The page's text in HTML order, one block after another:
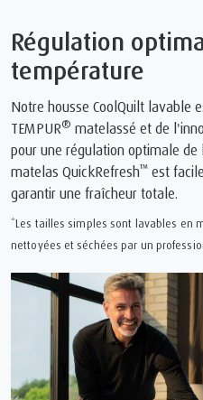
Régulation
température
Notre housse CoolQuilt lavable
TEMPUR® matelassé et de
pour une régulation optimale
matelas QuickRefresh™ est
garantir une fraîcheur totale.
*Les tailles simples sont lavables en
nettoyées et séchées par un